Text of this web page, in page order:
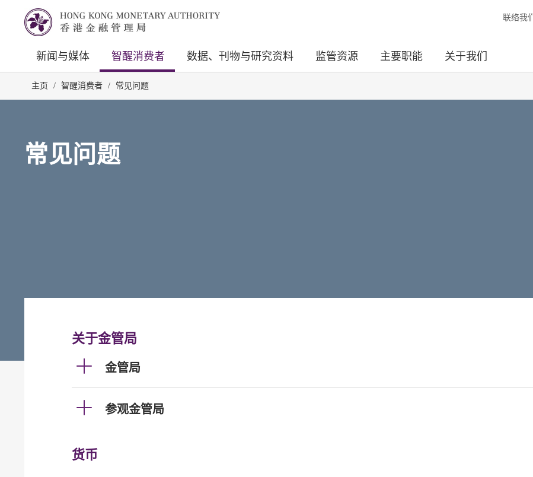
联络我们
新闻与媒体 智醒消费者 数据、刊物与研究资料 监管资源 主要职能 关于我们
主页 / 智醒消费者 / 常见问题
常见问题
关于金管局
金管局
参观金管局
货币